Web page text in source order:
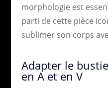
morphologie est
parti de cette pièce
sublimer son corps
Adapter le
en A et en V